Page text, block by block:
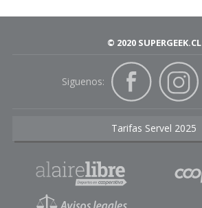
© 2020 SUPERGEEK.CL
Siguenos:
Tarifas Servel 2025